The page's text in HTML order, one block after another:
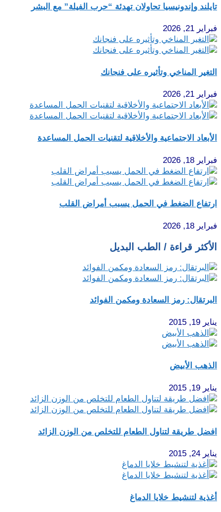
تايلند وإندونيسيا تحاولان تهدئة “حرب الفيلة” مع البشر
فبراير 21, 2026
التغير المناخي وتأثيره على فنجانك
فبراير 21, 2026
الأبعاد الاجتماعية والأخلاقية لتقنيات الحمل المساعدة
فبراير 18, 2026
ارتفاع الضغط في الحمل يسبب أمراض القلب
فبراير 18, 2026
الأكثر قراءة / الطب البديل
البرتقال: رمز السعادة ومكمن الفوائد
يناير 19, 2015
الذهب الأبيض
يناير 19, 2015
افضل طريقة لتناول الطعام للتخلص من الوزن الزائد
يناير 24, 2015
أغذية لتنشيط خلايا الدماغ